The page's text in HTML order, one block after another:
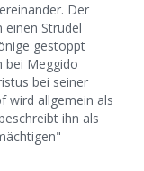
Der
Strudel
gestoppt
bei Meggido
bei seiner
wird allgemein als
ihn als